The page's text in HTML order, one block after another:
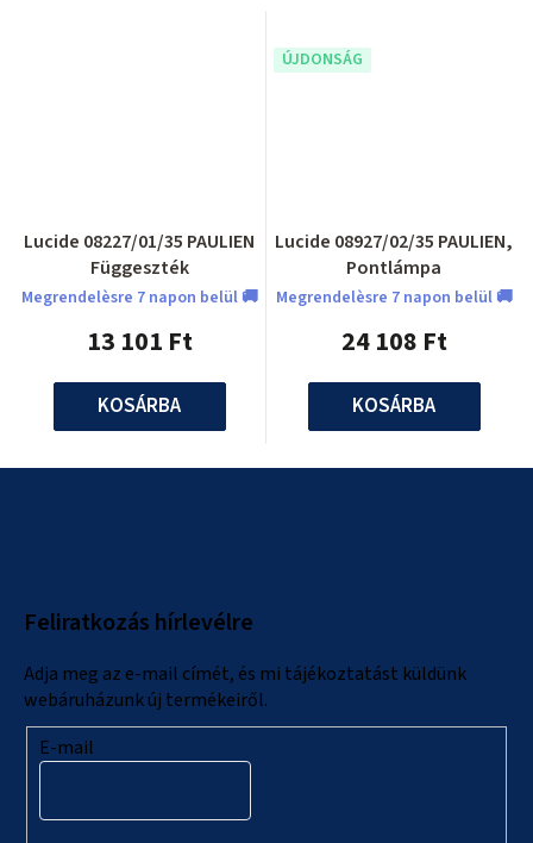
Lucide 08227/01/35 PAULIEN
Függeszték
Megrendelèsre 7 napon belül 🚚
13 101 Ft
KOSÁRBA
ÚJDONSÁG
Lucide 08927/02/35 PAULIEN,
Pontlámpa
Megrendelèsre 7 napon belül 🚚
24 108 Ft
KOSÁRBA
Feliratkozás hírlevélre
Adja meg az e-mail címét, és mi tájékoztatást küldünk
webáruházunk új termékeiről.
E-mail